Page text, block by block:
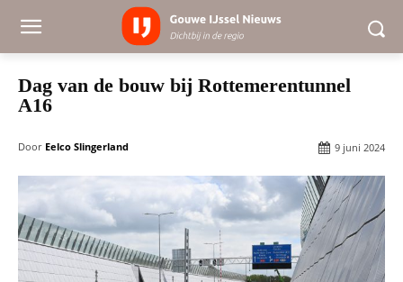
Dag van de bouw bij Rottemerentunnel
A16
Door Eelco Slingerland 9 juni 2024